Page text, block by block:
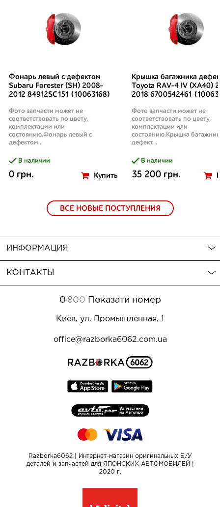
Фонарь левый с дефектом
Subaru Forester (SH) 2008-
2012 84912SC151 (10063168)
Фото запчасти может не
соответствовать по цвету,
комплектации или
состоянию.Фонарь левый с
дефектом ..
В наличии
0 грн. Купить
Крышка багажника
Toyota RAV-4 IV (XA40)
2018 6700542461
Фото запчасти может не
соответствовать по цвету,
комплектации или
состоянию.Крышка
дефект ..
В наличии
35 200 грн.
ВСЕ НОВЫЕ ПОСТУПЛЕНИЯ
ИНФОРМАЦИЯ
КОНТАКТЫ
0 800 Показати номер
Киев, ул. Промышленная, 1
office@razborka6062.com.ua
Razborka6062 | Интернет-магазин оригинальных Б/У
деталей и запчастей для ЯПОНСКИХ АВТОМОБИЛЕЙ |
2020 г.